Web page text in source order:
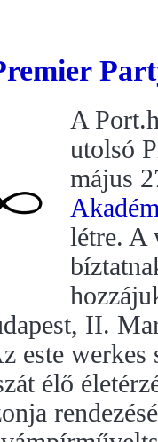
A
utolsó
május
létre. A
II.
este
élő